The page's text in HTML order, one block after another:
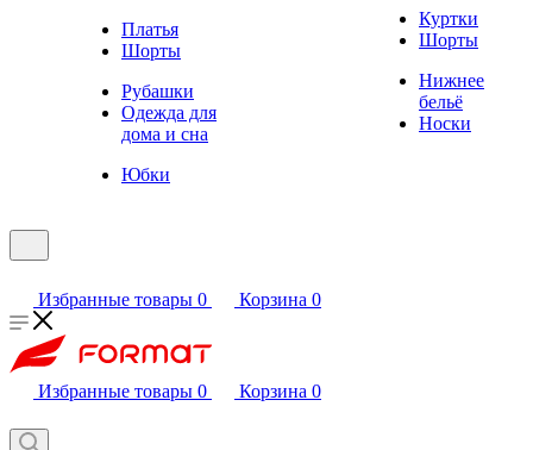
Платья
Шорты
Рубашки
Одежда для
дома и сна
Юбки
Куртки
Шорты
Нижнее
бельё
Носки
Избранные товары 0 Корзина 0
Избранные товары 0 Корзина 0